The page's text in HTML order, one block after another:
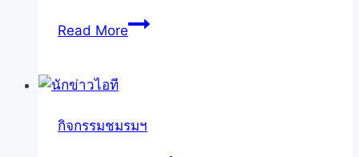
Read MoreITPC
โอกาส
กิจกรรมชมรมฯ